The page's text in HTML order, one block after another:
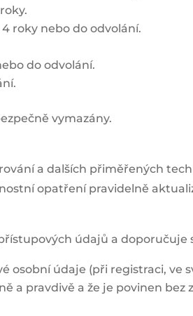
roky nebo do odvolání.
do odvolání.
vymazány.
a dalších přiměřených
opatření pravidelně
údajů a
osobní údaje (při registraci,
a pravdivě a že je povinen